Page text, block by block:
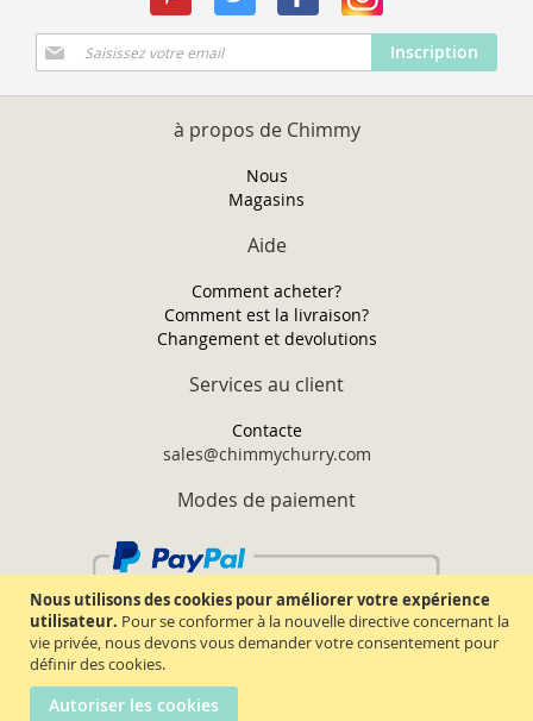
Nous utilisons des cookies pour améliorer votre expérience
utilisateur. Pour se conformer à la nouvelle directive concernant la
vie privée, nous devons vous demander votre consentement pour
définir des cookies.
Autoriser les cookies
Inscription
à
notre
Inscription
à propos de Chimmy
Nous
Magasins
Aide
Comment acheter?
Comment est la livraison?
Changement et devolutions
Services au client
Contacte
sales@chimmychurry.com
Modes de paiement
Chimmy Churry TM. Tous droits réservés.